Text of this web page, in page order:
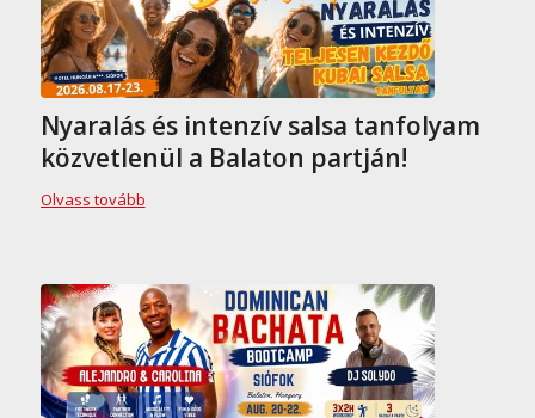
Nyaralás és intenzív salsa tanfolyam
közvetlenül a Balaton partján!
Olvass tovább